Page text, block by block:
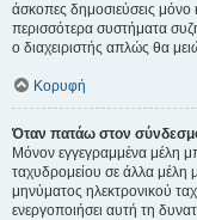
άσκοπες δημοσιεύσεις μόνο
περισσότερα συστήματα
ο διαχειριστής απλώς θα
Κορυφή
Όταν πατάω στον
Μόνον εγγεγραμμένα μέλη
ταχυδρομείου σε άλλα
μηνύματος ηλεκτρονικού
ενεργοποιήσει αυτή τη